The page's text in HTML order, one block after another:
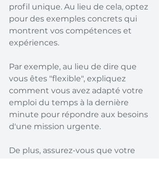
profil unique. Au lieu de cela, optez
pour des exemples concrets qui
montrent vos compétences et
expériences.
Par exemple, au lieu de dire que
vous êtes "flexible", expliquez
comment vous avez adapté votre
emploi du temps à la dernière
minute pour répondre aux besoins
d'une mission urgente.
De plus, assurez-vous que votre